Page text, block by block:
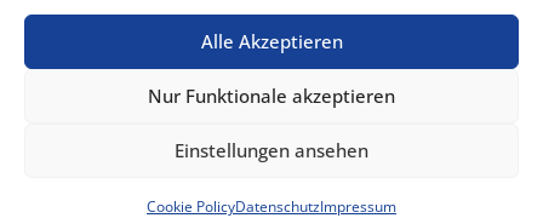
Alle Akzeptieren
Nur Funktionale akzeptieren
Einstellungen ansehen
Cookie PolicyDatenschutzImpressum
14547 Beelitz OT Klaistow
033206 61070
info-klaistow@spargelhof.de
gelegen, in nur 1 km Entfernung kreuzen sich hier die